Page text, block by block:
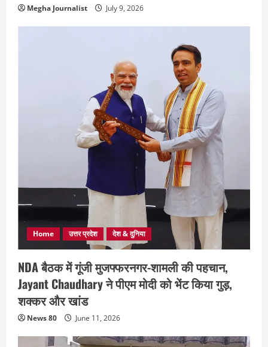
Megha Journalist July 9, 2026
Home उत्तर प्रदेश देश & दुनिया
NDA बैठक में गूंजी मुजफ्फरनगर-शामली की पहचान,
Jayant Chaudhary ने पीएम मोदी को भेंट किया गुड़,
शक्कर और खांड
News 80 June 11, 2026